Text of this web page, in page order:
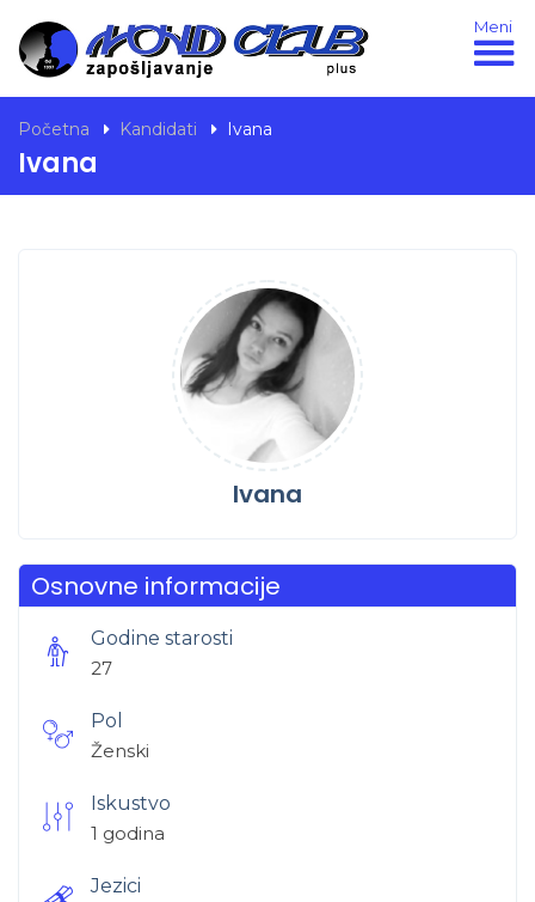
Meni
Početna Kandidati Ivana
Ivana
Ivana
Osnovne informacije
Godine starosti
27
Pol
Ženski
Iskustvo
1 godina
Jezici